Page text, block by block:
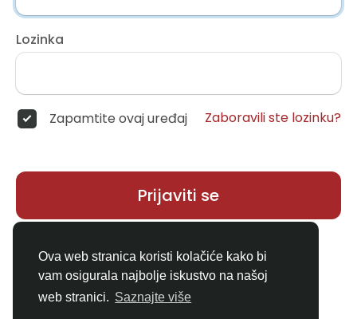
Ova web stranica koristi kolačiće kako bi
vam osigurala najbolje iskustvo na našoj
web stranici. Saznajte više
Lozinka
Zapamtite ovaj uređaj Zaboravili ste lozinku?
Prijaviti se